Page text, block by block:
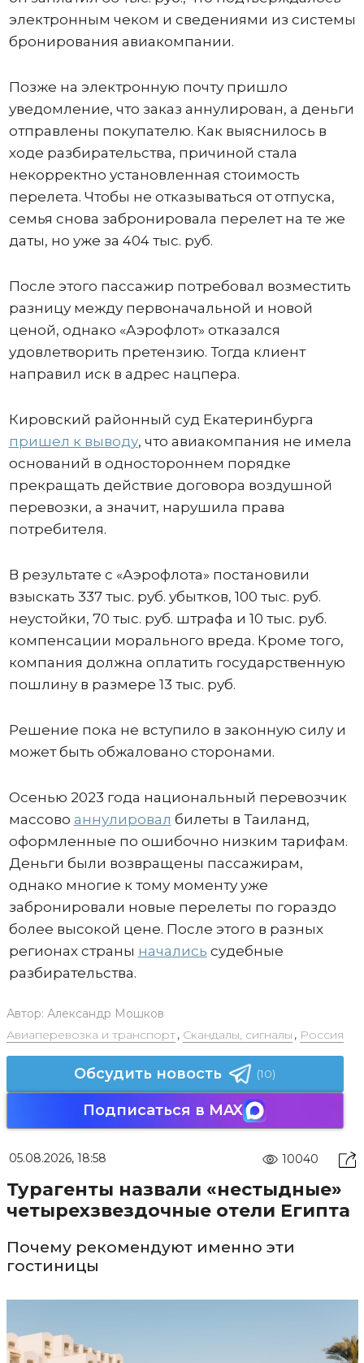
электронным чеком и сведениями из системы
бронирования авиакомпании.
Позже на электронную почту пришло
уведомление, что заказ аннулирован, а деньги
отправлены покупателю. Как выяснилось в
ходе разбирательства, причиной стала
некорректно установленная стоимость
перелета. Чтобы не отказываться от отпуска,
семья снова забронировала перелет на те же
даты, но уже за 404 тыс. руб.
После этого пассажир потребовал возместить
разницу между первоначальной и новой
ценой, однако «Аэрофлот» отказался
удовлетворить претензию. Тогда клиент
направил иск в адрес нацпера.
Кировский районный суд Екатеринбурга
пришел к выводу, что авиакомпания не имела
оснований в одностороннем порядке
прекращать действие договора воздушной
перевозки, а значит, нарушила права
потребителя.
В результате с «Аэрофлота» постановили
взыскать 337 тыс. руб. убытков, 100 тыс. руб.
неустойки, 70 тыс. руб. штрафа и 10 тыс. руб.
компенсации морального вреда. Кроме того,
компания должна оплатить государственную
пошлину в размере 13 тыс. руб.
Решение пока не вступило в законную силу и
может быть обжаловано сторонами.
Осенью 2023 года национальный перевозчик
массово аннулировал билеты в Таиланд,
оформленные по ошибочно низким тарифам.
Деньги были возвращены пассажирам,
однако многие к тому моменту уже
забронировали новые перелеты по гораздо
более высокой цене. После этого в разных
регионах страны начались судебные
разбирательства.
Автор: Александр Мошков
Авиаперевозка и транспорт, Скандалы, сигналы , Россия
Обсудить новость (10)
Подписаться в MAX
05.08.2026, 18:58 10040
Турагенты назвали «нестыдные»
четырехзвездочные отели Египта
Почему рекомендуют именно эти
гостиницы